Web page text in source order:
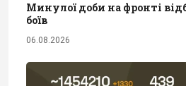
Минулої доби на фронті
боїв
06.08.2026